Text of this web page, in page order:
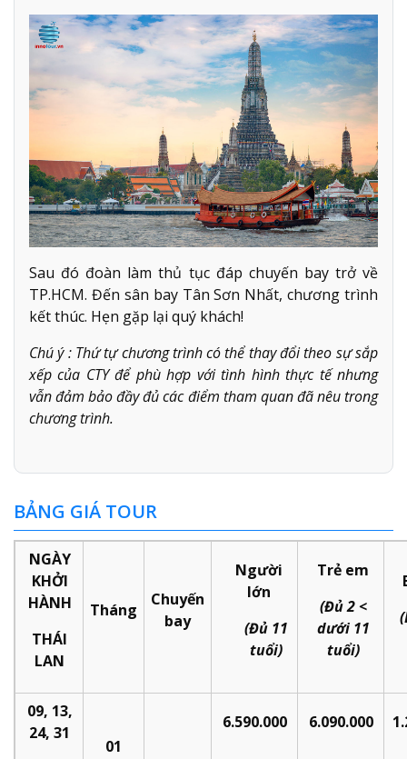
Sau đó đoàn làm thủ tục đáp chuyến bay trở về
TP.HCM. Đến sân bay Tân Sơn Nhất, chương trình
kết thúc. Hẹn gặp lại quý khách!
Chú ý : Thứ tự chương trình có thể thay đổi theo sự sắp
xếp của CTY để phù hợp với tình hình thực tế nhưng
vẫn đảm bảo đầy đủ các điểm tham quan đã nêu trong
chương trình.
BẢNG GIÁ TOUR
NGÀY
KHỞI
HÀNH
THÁI
LAN
Tháng
Chuyến
bay
Người
lớn
(Đủ 11
tuổi)
Trẻ em
(Đủ 2 <
dưới 11
tuổi)
09, 13,
24, 31
01
6.590.000 6.090.000